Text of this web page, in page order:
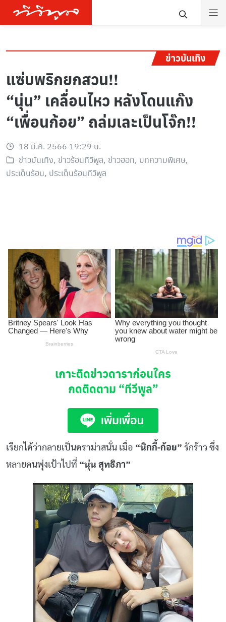
ข่าวบันเทิง
แซ่บพริกยกสวน!!
“นุ่น” เคลื่อนไหว หลังโดนแก๊ง
“เพื่อนก้อย” ถล่มเละเป็นโจ๊ก!!
18 มี.ค. 2566 19:29 น.
ข่าวบันเทิง, ข่าวร้อนทีวีพูล, ข่าวฮอท, บทความพิเศษ,
ประเด็นร้อน, ประเด็นร้อนทีวีพูล
เกาะติดข่าวดาราก่อนใคร
กดติดตาม “ทีวีพูล”
เรียกได้ว่ากลายเป็นดราม่าสนั่น เมื่อ “นิกกี้-ก้อย” รักร้าว ซึ่ง
หลายคนพุ่งเป้าไปที่ “นุ่น สุทธิภา”